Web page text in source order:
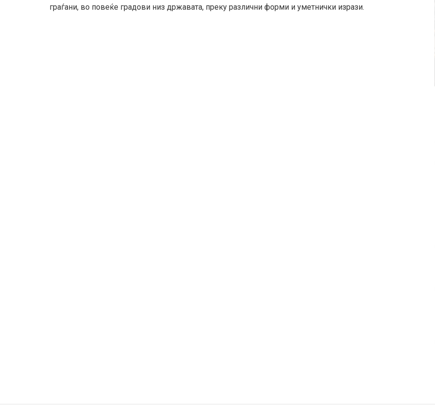
граѓани, во повеќе градови низ државата, преку различни форми и уметнички изрази.